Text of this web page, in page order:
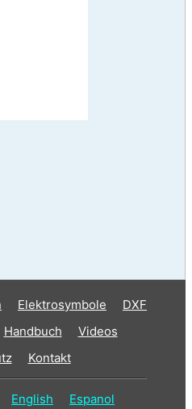
Elektrosymbole
DXF
Handbuch
Videos
Kontakt
English Espanol